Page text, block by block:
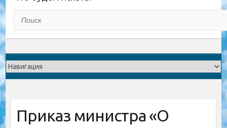
Приказ министра «О